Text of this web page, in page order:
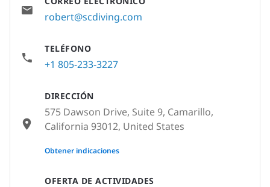
OFERTA DE ACTIVIDADES
robert@scdiving.com
TELÉFONO
+1 805-233-3227
DIRECCIÓN
575 Dawson Drive, Suite 9, Camarillo,
California 93012, United States
None
Obtener indicaciones